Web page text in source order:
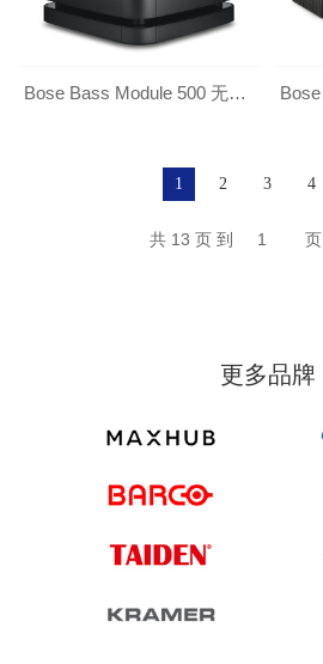
Bose Bass Module 500 无线低音箱
1 2 3 4
共 13 页 到 页
更多品牌